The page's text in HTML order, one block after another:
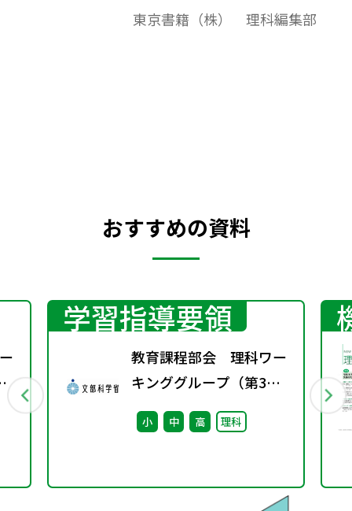
を，前の時間の復習として利用できます。
東京書籍（株） 理科編集部
おすすめの資料
学習指導要領
教育課程部会 理科ワー
キンググループ（第3
回） 配付資料
小 中 高 理科